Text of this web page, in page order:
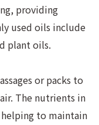
providing
used oils include
plant oils.
or packs to
The nutrients in
to maintain